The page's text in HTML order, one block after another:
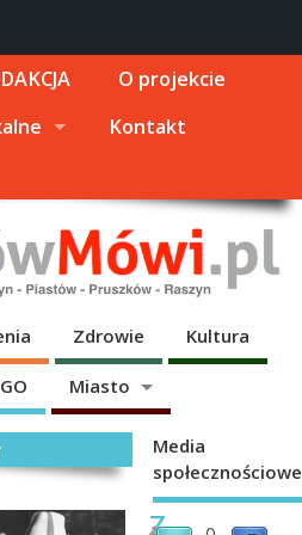
O projekcie
Kontakt
Zdrowie Kultura
Miasto
Z
Media
społecznościowe